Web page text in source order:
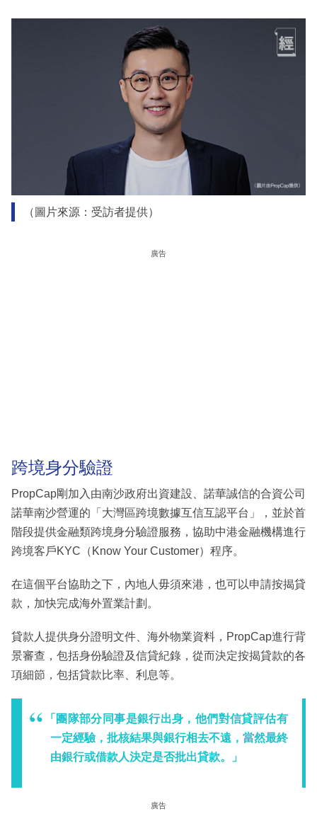
（圖片來源：受訪者提供）
廣告
跨境身分驗證
PropCap剛加入由南沙政府出資建設、諾華誠信的合資公司
諾華南沙營運的「大灣區跨境數據互信互認平台」，並於首
階段提供金融類跨境身分驗證服務，協助中港金融機構進行
跨境客戶KYC（Know Your Customer）程序。
在這個平台協助之下，內地人毋須來港，也可以申請按揭貸
款，加快完成海外置業計劃。
貸款人提供身分證明文件、海外物業資料，PropCap進行背
景審查，包括身份驗證及信貸紀錄，從而決定按揭貸款的各
項細節，包括貸款比率、利息等。
「團隊部分同事是銀行出身，他們對信貸評估有
一定經驗，批核結果與銀行相去不遠，當然最終
由銀行或借款人決定是否批出貸款。」
廣告